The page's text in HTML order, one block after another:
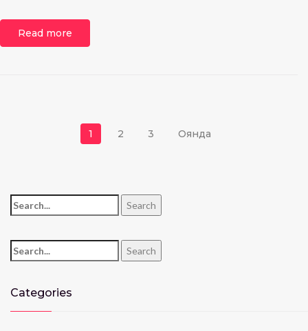
Read more
Навигация по
1 2 3 Оянда
Search for: Search
Search for: Search
Categories